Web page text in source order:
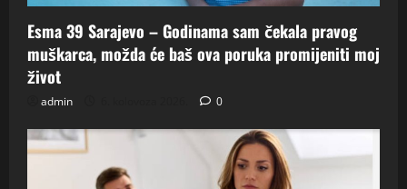
Esma 39 Sarajevo – Godinama sam čekala pravog
muškarca, možda će baš ova poruka promijeniti moj
život
admin 0